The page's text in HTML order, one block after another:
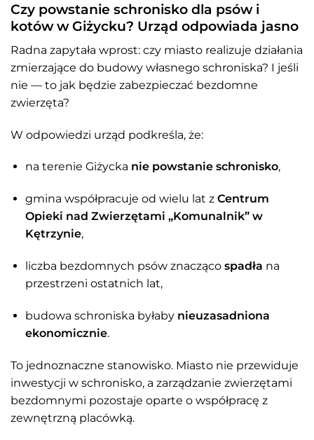
Czy powstanie schronisko dla psów i
kotów w Giżycku? Urząd odpowiada jasno
Radna zapytała wprost: czy miasto realizuje działania
zmierzające do budowy własnego schroniska? I jeśli
nie — to jak będzie zabezpieczać bezdomne
zwierzęta?
W odpowiedzi urząd podkreśla, że:
na terenie Giżycka nie powstanie schronisko,
gmina współpracuje od wielu lat z Centrum
Opieki nad Zwierzętami „Komunalnik” w
Kętrzynie,
liczba bezdomnych psów znacząco spadła na
przestrzeni ostatnich lat,
budowa schroniska byłaby nieuzasadniona
ekonomicznie.
To jednoznaczne stanowisko. Miasto nie przewiduje
inwestycji w schronisko, a zarządzanie zwierzętami
bezdomnymi pozostaje oparte o współpracę z
zewnętrzną placówką.